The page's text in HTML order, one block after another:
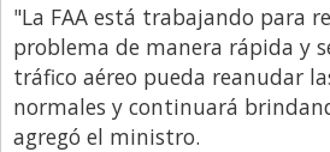
"La FAA está trabajando para
problema de manera rápida y
tráfico aéreo pueda reanudar
normales y continuará
agregó el ministro.